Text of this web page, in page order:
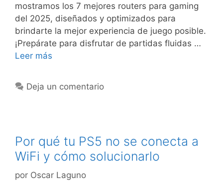
mostramos los 7 mejores routers para gaming
del 2025, diseñados y optimizados para
brindarte la mejor experiencia de juego posible.
¡Prepárate para disfrutar de partidas fluidas …
Leer más
Deja un comentario
Por qué tu PS5 no se conecta a
WiFi y cómo solucionarlo
por Oscar Laguno